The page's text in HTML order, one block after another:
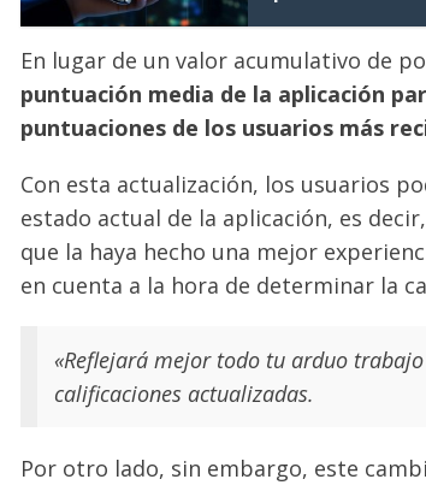
En lugar de un valor acumulativo de
puntuación media de la aplicación
puntuaciones de los usuarios más
Con esta actualización, los usuarios
estado actual de la aplicación, es
que la haya hecho una mejor
en cuenta a la hora de determinar la
«Reflejará mejor todo tu arduo
calificaciones actualizadas.
Por otro lado, sin embargo, este